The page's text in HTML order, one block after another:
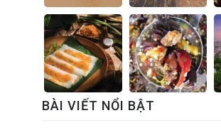
BÀI VIẾT NỔI BẬT